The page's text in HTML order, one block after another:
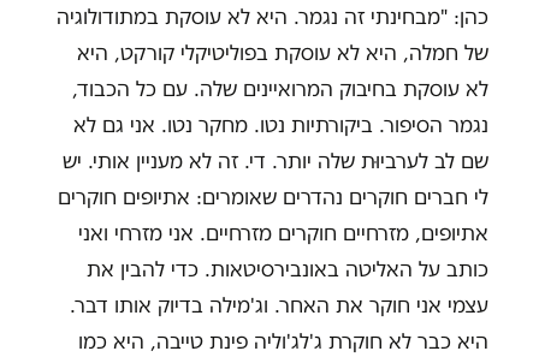
כהן: "מבחינתי זה נגמר. היא לא עוסקת במתודולוגיה
של חמלה, היא לא עוסקת בפוליטיקלי קורקט, היא
לא עוסקת בחיבוק המרואיינים שלה. עם כל הכבוד,
נגמר הסיפור. ביקורתיות נטו. מחקר נטו. אני גם לא
שם לב לערביוּת שלה יותר. די. זה לא מעניין אותי. יש
לי חברים חוקרים נהדרים שאומרים: אתיופים חוקרים
אתיופים, מזרחיים חוקרים מזרחיים. אני מזרחי ואני
כותב על האליטה באונבירסיטאות. כדי להבין את
עצמי אני חוקר את האחר. וג'מילה בדיוק אותו דבר.
היא כבר לא חוקרת ג'לג'וליה פינת טייבה, היא כמו